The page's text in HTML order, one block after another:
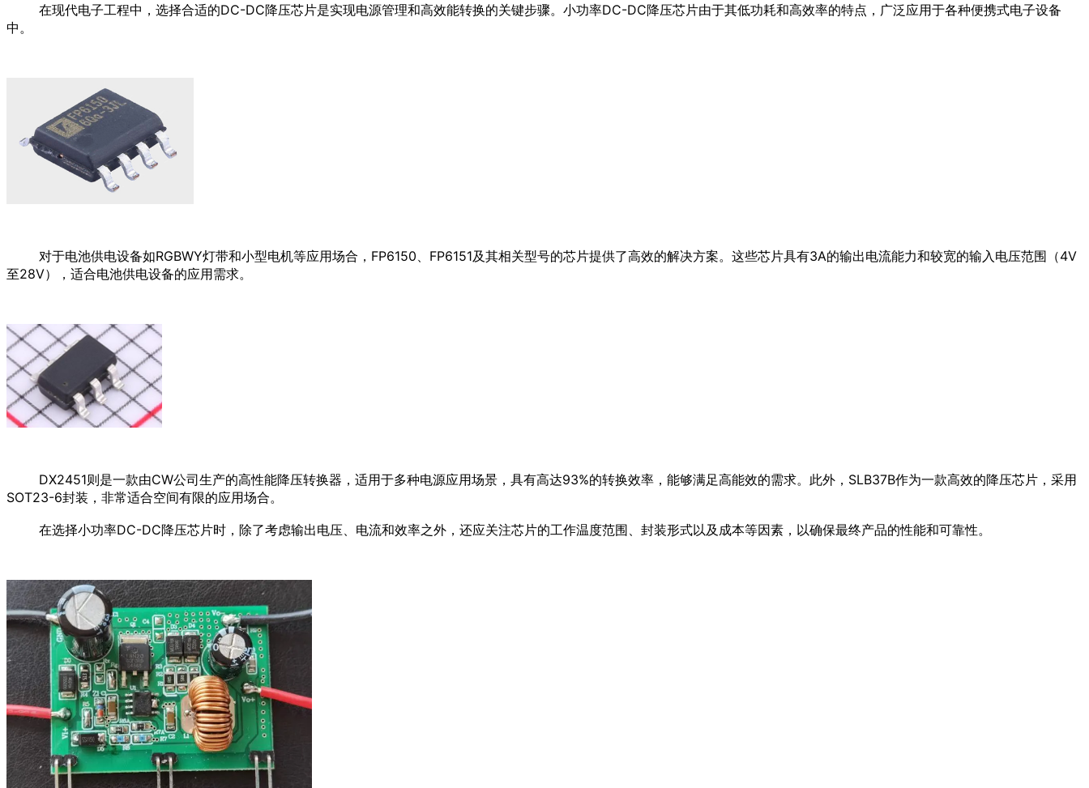
在现代电子工程中，选择合适的DC-DC降压芯片是实现电源管理和高效能转换的关键步骤。小功率DC-DC降压芯片由于其低功耗和高效率的特点，广泛应用于各种便携式电子设备
中。
对于电池供电设备如RGBWY灯带和小型电机等应用场合，FP6150、FP6151及其相关型号的芯片提供了高效的解决方案。这些芯片具有3A的输出电流能力和较宽的输入电压范围（4V
至28V），适合电池供电设备的应用需求。
DX2451则是一款由CW公司生产的高性能降压转换器，适用于多种电源应用场景，具有高达93%的转换效率，能够满足高能效的需求。此外，SLB37B作为一款高效的降压芯片，采用
SOT23-6封装，非常适合空间有限的应用场合。
在选择小功率DC-DC降压芯片时，除了考虑输出电压、电流和效率之外，还应关注芯片的工作温度范围、封装形式以及成本等因素，以确保最终产品的性能和可靠性。